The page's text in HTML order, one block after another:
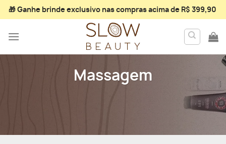
Skip
to
🎁 Ganhe brinde exclusivonas compras acima de R$ 399,90
Massagem